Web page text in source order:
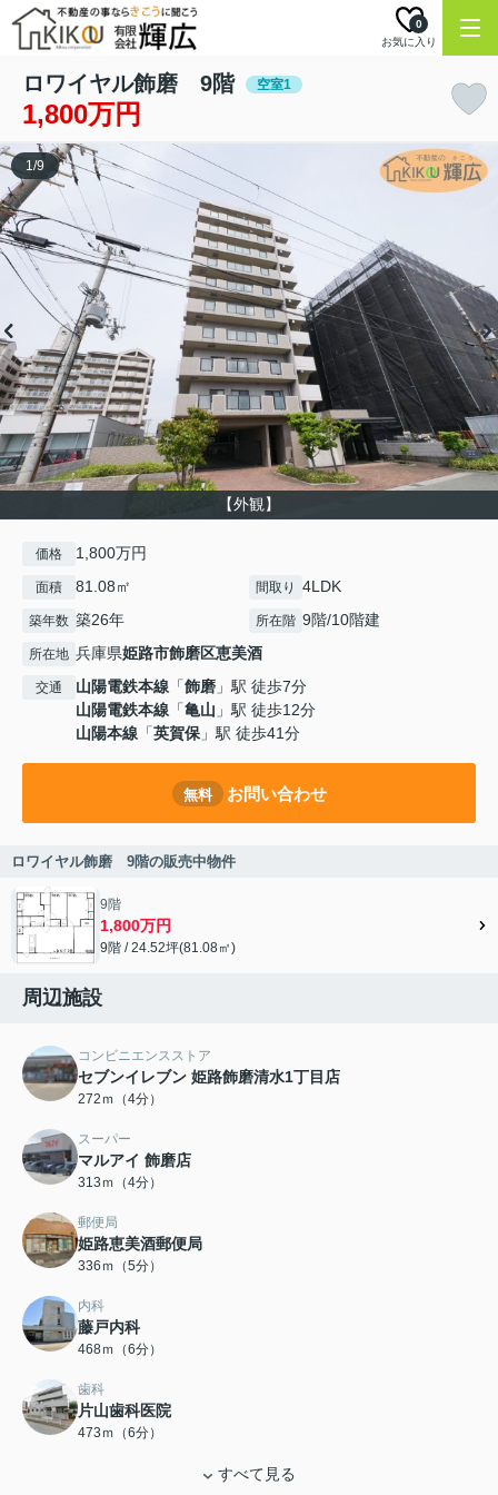
お気に入り
0
ロワイヤル飾磨 9階 空室1
1,800万円
【外観】
1/9
価格 1,800万円
面積 81.08㎡ 間取り 4LDK
築年数 築26年 所在階 9階/10階建
所在地 兵庫県姫路市飾磨区恵美酒
交通 山陽電鉄本線 「飾磨 」駅 徒歩7分
山陽電鉄本線 「亀山 」駅 徒歩12分
山陽本線 「英賀保」駅 徒歩41分
無料 お問い合わせ
ロワイヤル飾磨 9階の販売中物件
9階
1,800万円
9階 / 24.52坪(81.08㎡)
周辺施設
コンビニエンスストア
セブンイレブン 姫路飾磨清水1丁目店
272ｍ（4分）
スーパー
マルアイ 飾磨店
313ｍ（4分）
郵便局
姫路恵美酒郵便局
336ｍ（5分）
内科
藤戸内科
468ｍ（6分）
歯科
片山歯科医院
473ｍ（6分）
すべて見る